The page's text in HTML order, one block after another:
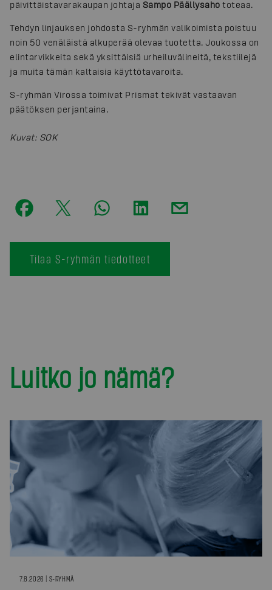
päivittäistavarakaupan johtaja Sampo Päällysaho toteaa.
Tehdyn linjauksen johdosta S-ryhmän valikoimista poistuu
noin 50 venäläistä alkuperää olevaa tuotetta. Joukossa on
elintarvikkeita sekä yksittäisiä urheiluvälineitä, tekstiilejä
ja muita tämän kaltaisia käyttötavaroita.
S-ryhmän Virossa toimivat Prismat tekivät vastaavan
päätöksen perjantaina.
Kuvat: SOK
Tilaa S-ryhmän tiedotteet
Luitko jo nämä?
7.8.2026 | S-RYHMÄ